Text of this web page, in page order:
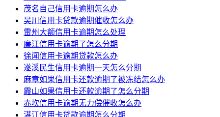
茂名自己信用卡逾期怎么办
吴川信用卡贷款逾期催收怎么办
雷州大额信用卡逾期怎么处理
廉江信用卡逾期了怎么分期
徐闻信用卡逾期贷款怎么办
遂溪民生信用卡逾期一天怎么分期
麻章如果信用卡还款逾期了被冻结怎么办
霞山如果信用卡还款逾期了怎么分期
赤坎信用卡逾期无力偿催收怎么办
湛江信用卡贷款逾期怎么分期